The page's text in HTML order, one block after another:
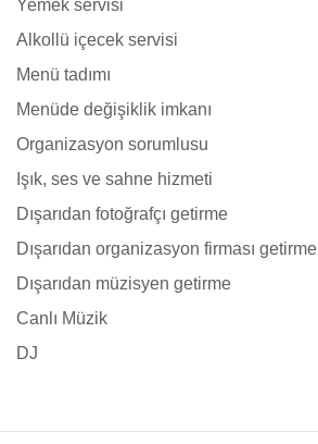
Yemek servisi
Alkollü içecek servisi
Menü tadımı
Menüde değişiklik imkanı
Organizasyon sorumlusu
Işık, ses ve sahne hizmeti
Dışarıdan fotoğrafçı getirme
Dışarıdan organizasyon firması getirme
Dışarıdan müzisyen getirme
Canlı Müzik
DJ